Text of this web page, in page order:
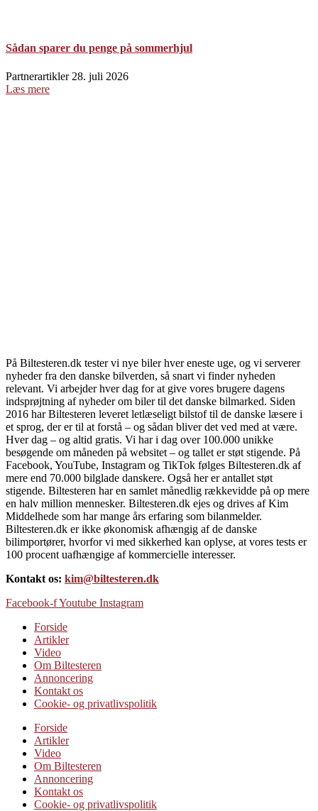
Sådan sparer du penge på sommerhjul
Partnerartikler 28. juli 2026
Læs mere
På Biltesteren.dk tester vi nye biler hver eneste uge, og vi serverer
nyheder fra den danske bilverden, så snart vi finder nyheden
relevant. Vi arbejder hver dag for at give vores brugere dagens
indsprøjtning af nyheder om biler til det danske bilmarked. Siden
2016 har Biltesteren leveret letlæseligt bilstof til de danske læsere i
et sprog, der er til at forstå – og sådan bliver det ved med at være.
Hver dag – og altid gratis. Vi har i dag over 100.000 unikke
besøgende om måneden på websitet – og tallet er støt stigende. På
Facebook, YouTube, Instagram og TikTok følges Biltesteren.dk af
mere end 70.000 bilglade danskere. Også her er antallet støt
stigende. Biltesteren har en samlet månedlig rækkevidde på op mere
en halv million mennesker. Biltesteren.dk ejes og drives af Kim
Middelhede som har mange års erfaring som bilanmelder.
Biltesteren.dk er ikke økonomisk afhængig af de danske
bilimportører, hvorfor vi med sikkerhed kan oplyse, at vores tests er
100 procent uafhængige af kommercielle interesser.
Kontakt os: kim@biltesteren.dk
Facebook-fYoutube Instagram
Forside
Artikler
Video
Om Biltesteren
Annoncering
Kontakt os
Cookie- og privatlivspolitik
Forside
Artikler
Video
Om Biltesteren
Annoncering
Kontakt os
Cookie- og privatlivspolitik